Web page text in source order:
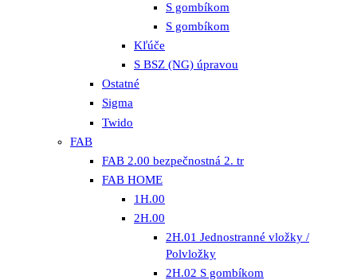
S gombíkom
S gombíkom
Kľúče
S BSZ (NG) úpravou
Ostatné
Sigma
Twido
FAB
FAB 2.00 bezpečnostná 2. tr
FAB HOME
1H.00
2H.00
2H.01 Jednostranné vložky /
Polvložky
2H.02 S gombíkom